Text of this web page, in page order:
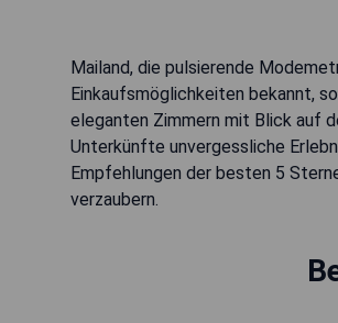
Mailand, die pulsierende
Einkaufsmöglichkeiten bekannt,
eleganten Zimmern mit Blick auf
Unterkünfte unvergessliche
Empfehlungen der besten 5
verzaubern.